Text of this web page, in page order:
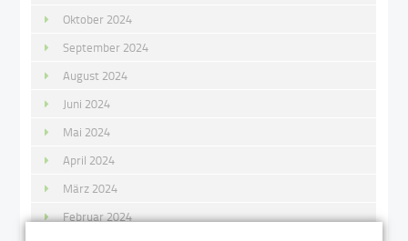
Oktober 2024
September 2024
August 2024
Juni 2024
Mai 2024
April 2024
März 2024
Februar 2024